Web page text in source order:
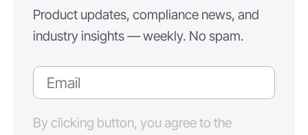
Product updates, compliance news, and
industry insights — weekly. No spam.
By clicking button, you agree to the